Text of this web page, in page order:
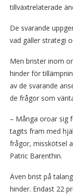
tillväxtrelaterade
De svarande
vad gäller strategi
Men brister inom
hinder för
av de svarande
de frågor som
– Många oroar sig
tagits fram med
frågor, misskötsel
Patric Barenthin.
Även brist på
hinder. Endast 22